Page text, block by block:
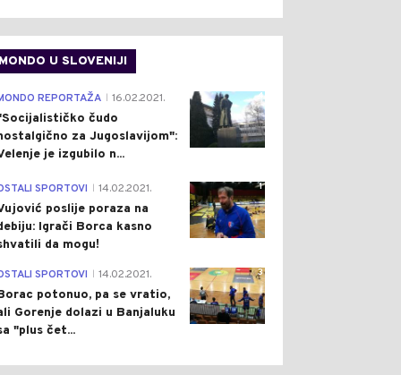
MONDO U SLOVENIJI
4
REPORTAŽA 16.02.2021.
čudo
za Jugoslavijom":
je izgubilo n...
1
SPORTOVI 14.02.2021.
poslije poraza na
Igrači Borca kasno
da mogu!
3
SPORTOVI 14.02.2021.
potonuo, pa se vratio,
Gorenje dolazi u Banjaluku
"plus čet...